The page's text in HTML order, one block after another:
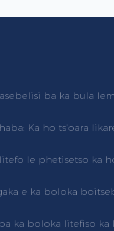
ba ka bula
Ka ho ts'oara
le phetisetso ka
e ka boloka
ka boloka litefiso